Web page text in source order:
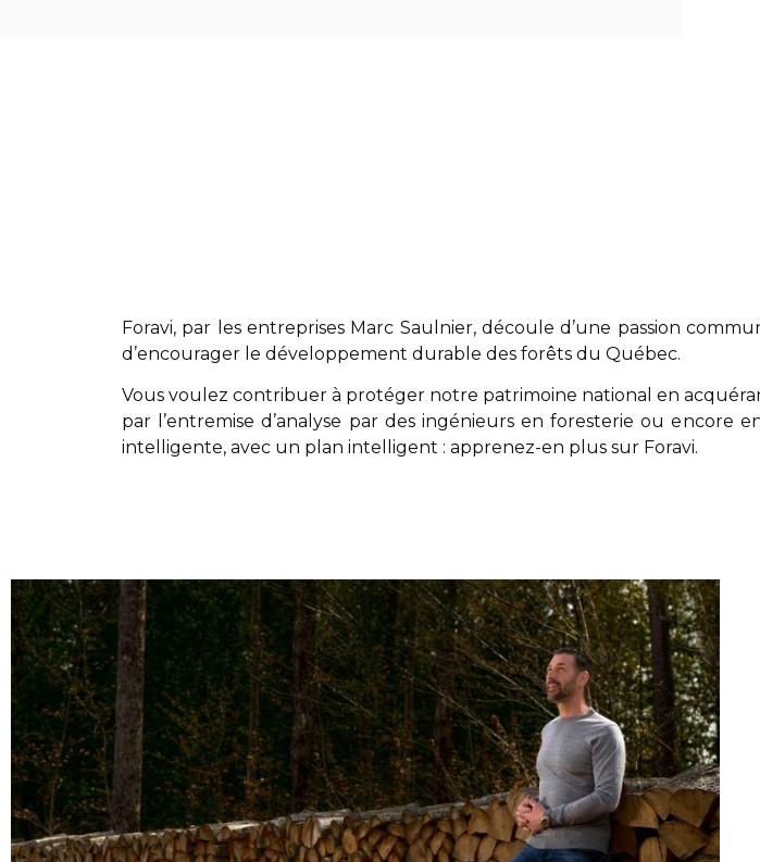
Foravi, par les entreprises Marc Saulnier, découle d’une passion
d’encourager le développement durable des forêts du Québec.
Vous voulez contribuer à protéger notre patrimoine national en
par l’entremise d’analyse par des ingénieurs en foresterie ou encore
intelligente, avec un plan intelligent : apprenez-en plus sur Foravi.